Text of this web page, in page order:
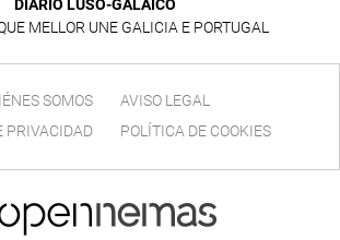
DIARIO LUSO-GALAICO
MELLOR UNE GALICIA E PORTUGAL
SOMOS
AVISO LEGAL
PRIVACIDAD
POLÍTICA DE COOKIES